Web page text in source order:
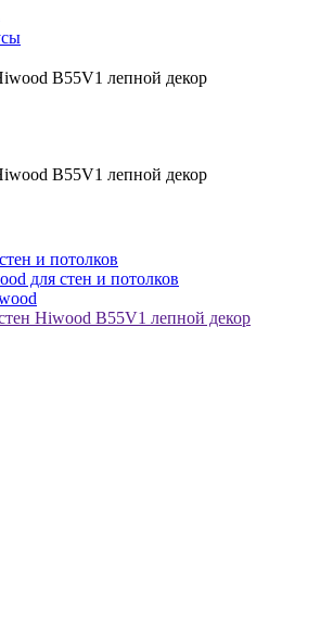
B55V1 лепной декор
B55V1 лепной декор
и потолков
для стен и потолков
Hiwood B55V1 лепной декор